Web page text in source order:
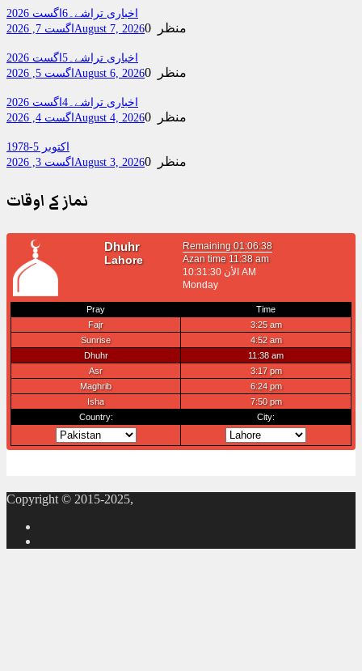
اخباری تراشے۔6اگست 2026
اگست 7, 2026 August 7, 2026 0 منظر
اخباری تراشے۔5اگست 2026
اگست 5, 2026 August 6, 2026 0 منظر
اخباری تراشے۔4اگست 2026
اگست 4, 2026 August 4, 2026 0 منظر
اکتوبر 5-1978
اگست 3, 2026 August 3, 2026 0 منظر
نماز کے اوقات
Copyright © 2015-2025,